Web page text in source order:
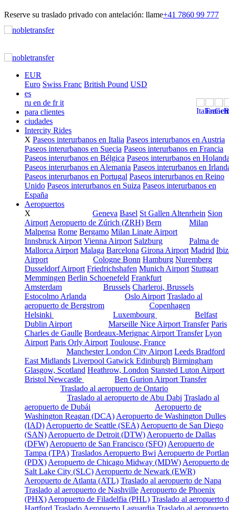
Reserve su traslado privado con antelación: llame+41 7860 99 777
EUR
Euro Swiss Franc British Pound USD
es
ru en de frit
para clientes
ciudades
Intercity Rides
X Paseos interurbanos en Italia Paseos interurbanos en Austria
Paseos interurbanos en Suecia Paseos interurbanos en Francia
Paseos interurbanos en Bélgica Paseos interurbanos en
Paseos interurbanos en Alemania Paseos interurbanos en
Paseos interurbanos en Portugal Paseos interurbanos en Reino
Unido Paseos interurbanos en Suiza Paseos interurbanos en
España
Aeropuertos
X
Geneva Basel St Gallen Altenrhein Sion
Airport Aeropuerto de Zúrich (ZRH) Bern
Milan
Malpensa Rome Bergamo Milan Linate Airport
Innsbruck Airport Vienna Airport Salzburg
Palma de
Mallorca Airport Malaga Barcelona Girona Airport Madrid
Airport
Cologne Bonn Hamburg Nuremberg
Dusseldorf Airport Friedrichshafen Munich Airport Stuttgart
Memmingen Berlin Schoenefeld Frankfurt
Amsterdam Brussels Charleroi, Brussels
Estocolmo Arlanda Oslo Airport Traslado al
aeropuerto de Bergstrom
Copenhagen
Helsinki Luxembourg
Belfast
Dublin Airport
Marseille Nice Airport Transfer Paris
Charles de Gaulle Bordeaux-Merignac Airport Transfer Lyon
Airport Paris Orly Airport Toulouse, France
ManchesterLondon City Airport Leeds Bradford
East Midlands Liverpool Gatwick Edinburgh Birmingham
Glasgow, Scotland Heathrow, London Stansted Luton Airport
Bristol Newcastle Ben Gurion Airport Transfer
Traslado al aeropuerto de Ontario
Traslado al aeropuerto de Abu Dabi Traslado al
aeropuerto de Dubái
Aeropuerto de
Washington Reagan (DCA) Aeropuerto de Washington Dulles
(IAD) Aeropuerto de Seattle (SEA) Aeropuerto de San Diego
(SAN) Aeropuerto de Detroit (DTW) Aeropuerto de Dallas
(DFW) Aeropuerto de San Francisco (SFO) Aeropuerto de
Tampa (TPA) Traslados Aeropuerto Bwi Aeropuerto de
(PDX) Aeropuerto de Chicago Midway (MDW) Aeropuerto de
Salt Lake City (SLC) Aeropuerto de Newark (EWR)
Aeropuerto de Atlanta (ATL) Traslado al aeropuerto de Napa
Traslado al aeropuerto de Nashville Aeropuerto de Phoenix
(PHX) Aeropuerto de Filadelfia (PHL) Traslado al aeropuerto
Hartford Traslado Aeropuerto Laguardia Traslado al aeropuerto